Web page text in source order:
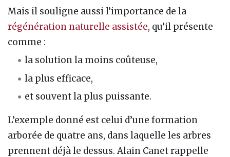
Mais il souligne aussi l’importance de la
régénération naturelle assistée, qu’il présente
comme :
la solution la moins coûteuse,
la plus efficace,
et souvent la plus puissante.
L’exemple donné est celui d’une formation
arborée de quatre ans, dans laquelle les arbres
prennent déjà le dessus. Alain Canet rappelle